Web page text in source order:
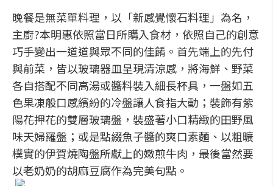
晚餐是無菜單料理，以「新感覺懷石料理」為名，
主廚?本明惠依照當日所購入食材，依照自己的創意
巧手變出一道道與眾不同的佳餚。首先端上的先付
與前菜，皆以玻璃器皿呈現清涼感，將海鮮、野菜
各自搭配不同高湯或醬料裝入細長杯具，一盤如五
色果凍般口感繽紛的冷盤讓人食指大動；裝飾有紫
陽花押花的雙層玻璃盤，裝盛著小口精緻的田野風
味天婦羅盤；或是點綴魚子醬的爽口素麵、以粗曠
樸實的伊賀燒陶盤所獻上的嫩煎牛肉，最後當然要
以老奶奶的胡麻豆腐作為完美句點。